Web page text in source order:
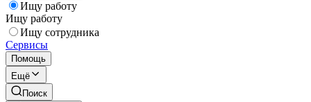
Ищу работу
Ищу работу
Ищу сотрудника
Сервисы
Помощь
Ещё
Поиск